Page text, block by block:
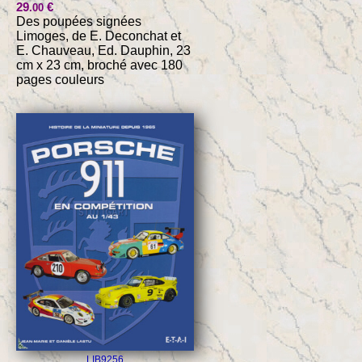
29.00€
Des poupées signées
Limoges, de E. Deconchat et
E. Chauveau, Ed. Dauphin, 23
cm x 23 cm, broché avec 180
pages couleurs
LIB9256